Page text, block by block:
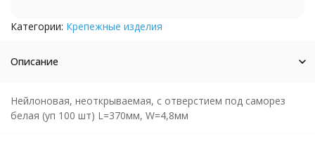
Категории: Крепежные изделия
Описание
Нейлоновая, неоткрываемая, с отверстием под саморез
белая (уп 100 шт) L=370мм, W=4,8мм